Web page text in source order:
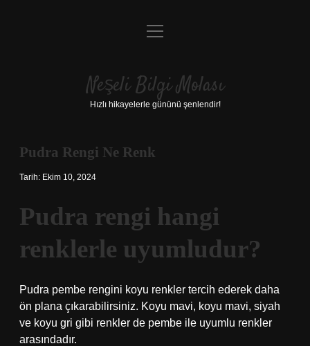
Anasayfa
Yasal Uyarı
menüyü
Neşeli Bilgi Molası
Hızlı hikayelerle gününü şenlendir!
Pudra Rengi Ne Renk
Tarih: Ekim 10, 2024
Pudra rengi hangi
renklerle uyumludur?
Pudra pembe rengini koyu renkler tercih ederek daha
ön plana çıkarabilirsiniz. Koyu mavi, koyu mavi, siyah
ve koyu gri gibi renkler de pembe ile uyumlu renkler
arasındadır.